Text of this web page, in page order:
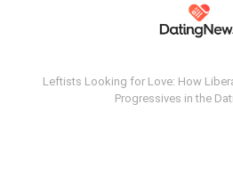
Leftists Looking for Love: How
Progressives in the